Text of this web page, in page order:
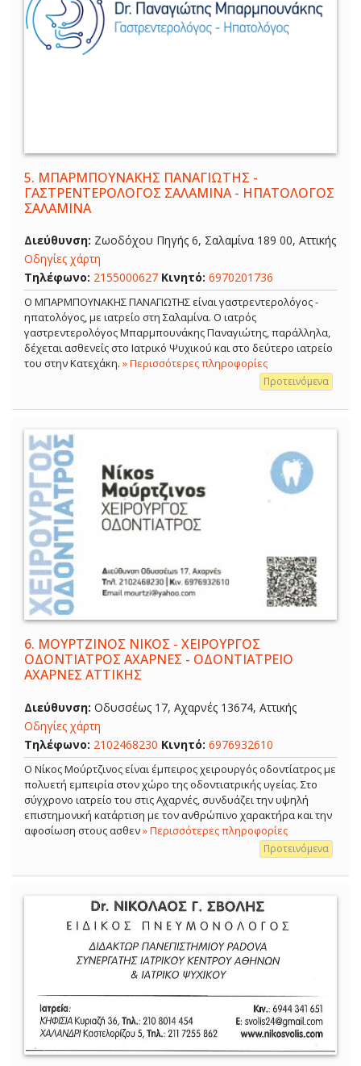
5. ΜΠΑΡΜΠΟΥΝΑΚΗΣ ΠΑΝΑΓΙΩΤΗΣ -
ΓΑΣΤΡΕΝΤΕΡΟΛΟΓΟΣ ΣΑΛΑΜΙΝΑ - ΗΠΑΤΟΛΟΓΟΣ
ΣΑΛΑΜΙΝΑ
Διεύθυνση: Ζωοδόχου Πηγής 6, Σαλαμίνα 189 00, Αττικής
Οδηγίες χάρτη
Τηλέφωνο: 2155000627 Κινητό: 6970201736
Ο ΜΠΑΡΜΠΟΥΝΑΚΗΣ ΠΑΝΑΓΙΩΤΗΣ είναι γαστρεντερολόγος -
ηπατολόγος, με ιατρείο στη Σαλαμίνα. Ο ιατρός
γαστρεντερολόγος Μπαρμπουνάκης Παναγιώτης, παράλληλα,
δέχεται ασθενείς στο Ιατρικό Ψυχικού και στο δεύτερο ιατρείο
του στην Κατεχάκη. » Περισσότερες πληροφορίες
Προτεινόμενα
6. ΜΟΥΡΤΖΙΝΟΣ ΝΙΚΟΣ - ΧΕΙΡΟΥΡΓΟΣ
ΟΔΟΝΤΙΑΤΡΟΣ ΑΧΑΡΝΕΣ - ΟΔΟΝΤΙΑΤΡΕΙΟ
ΑΧΑΡΝΕΣ ΑΤΤΙΚΗΣ
Διεύθυνση: Οδυσσέως 17, Αχαρνές 13674, Αττικής
Οδηγίες χάρτη
Τηλέφωνο: 2102468230 Κινητό: 6976932610
Ο Νίκος Μούρτζινος είναι έμπειρος χειρουργός οδοντίατρος με
πολυετή εμπειρία στον χώρο της οδοντιατρικής υγείας. Στο
σύγχρονο ιατρείο του στις Αχαρνές, συνδυάζει την υψηλή
επιστημονική κατάρτιση με τον ανθρώπινο χαρακτήρα και την
αφοσίωση στους ασθεν» Περισσότερες πληροφορίες
Προτεινόμενα